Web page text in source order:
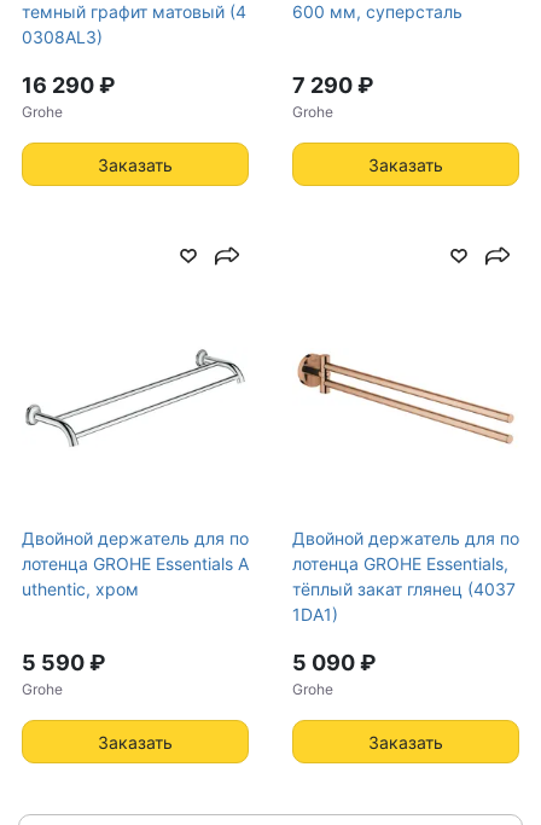
темный графит матовый (4
0308AL3)
16 290 ₽
Grohe
Заказать
600 мм, суперсталь
7 290 ₽
Grohe
Заказать
Двойной держатель для по
лотенца GROHE Essentials A
uthentic, хром
5 590 ₽
Grohe
Заказать
Двойной держатель для по
лотенца GROHE Essentials,
тёплый закат глянец (4037
1DA1)
5 090 ₽
Grohe
Заказать